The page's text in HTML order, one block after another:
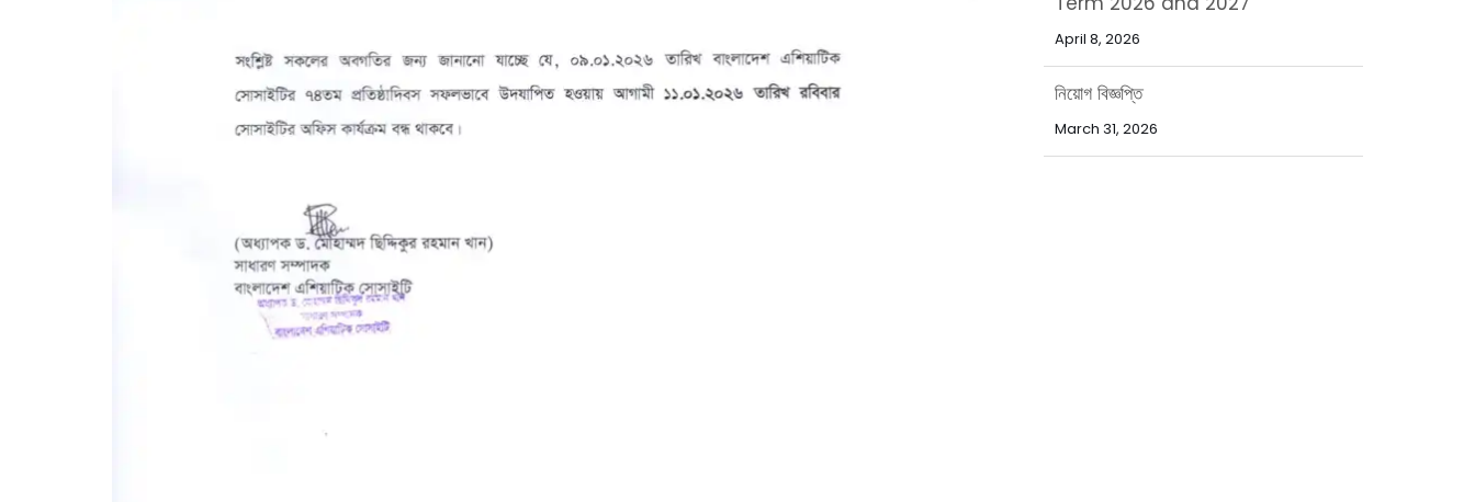
April 8, 2026
নিয়োগ বিজ্ঞপ্তি
March 31, 2026
পবিত্র ঈদ-উল-ফিতর উপলক্ষ্যে ছুটির নোটিশ